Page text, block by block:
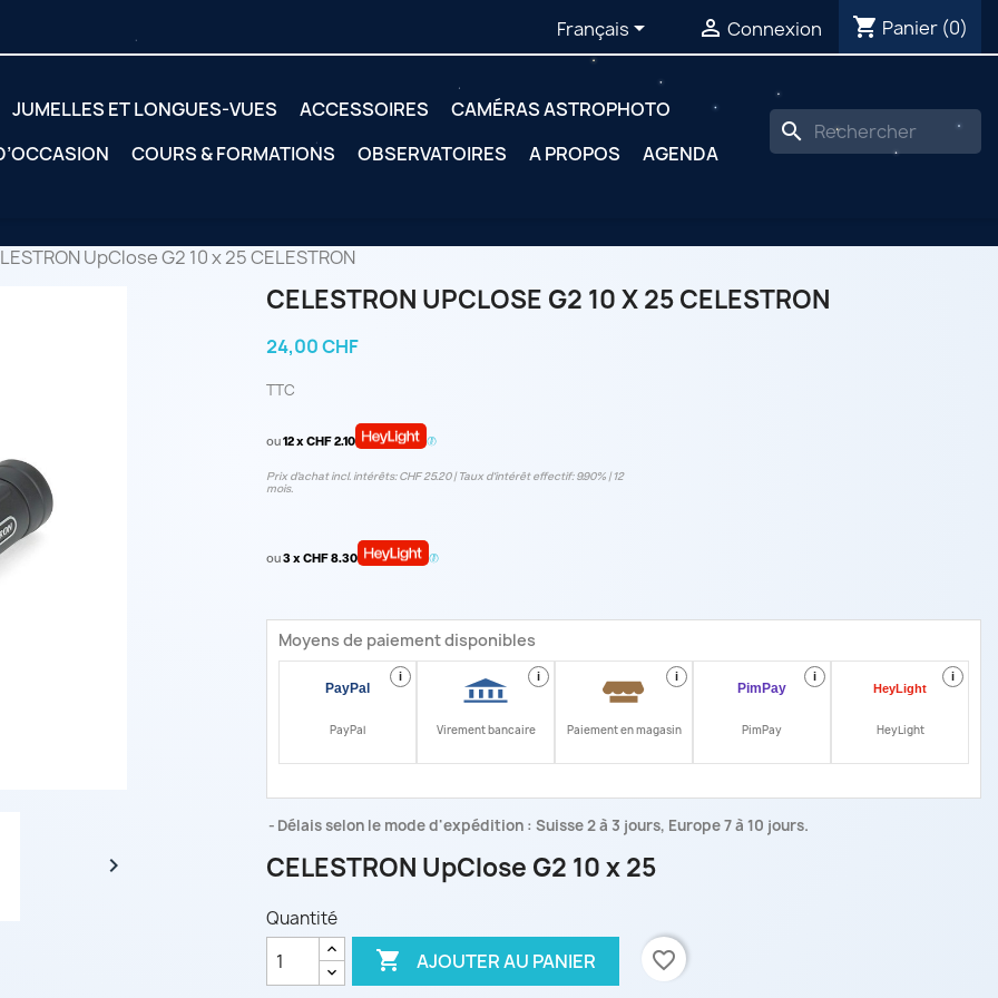
Français  Connexion shopping_cart Panier (0)
JUMELLES ET LONGUES-VUES ACCESSOIRES
CAMÉRAS ASTROPHOTO
COURS & FORMATIONS OBSERVATOIRES A PROPOS AGENDA
search
UpClose G2 10 x 25 CELESTRON

CELESTRON UPCLOSE G2 10 X 25 CELESTRON
24,00 CHF
TTC
ou12 x CHF 2.10
Prix d’achat incl. intérêts: CHF 25.20 | Taux d‘intérêt effectif: 9.90% | 12
mois.
ou3 x CHF 8.30
Moyens de paiement disponibles
i
PayPal
i
Virement bancaire
i
Paiement en magasin
i
PimPay
i
HeyLight
Délais selon le mode d'expédition : Suisse 2 à 3 jours, Europe 7 à 10 jours.
CELESTRON UpClose G2 10 x 25
Quantité
 AJOUTER AU PANIER favorite_border